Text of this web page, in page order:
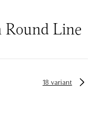
Round Line
18 variant